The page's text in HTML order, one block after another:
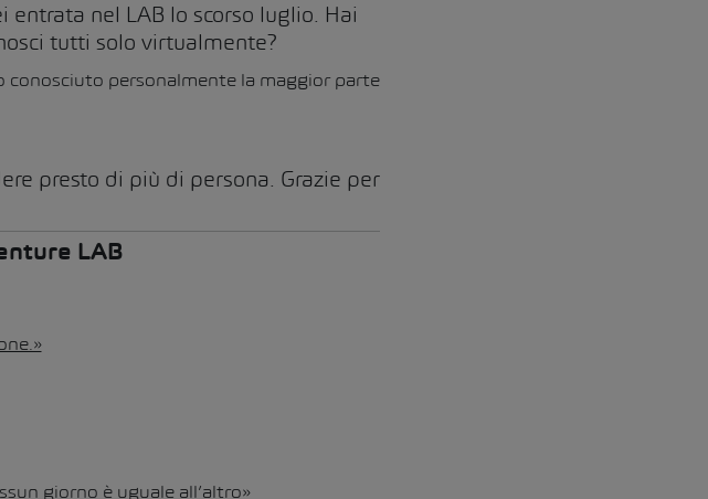
nel LAB lo scorso luglio. Hai
tutti solo virtualmente?
personalmente la maggior parte
presto di più di persona. Grazie per
LAB
giorno è uguale all’altro»